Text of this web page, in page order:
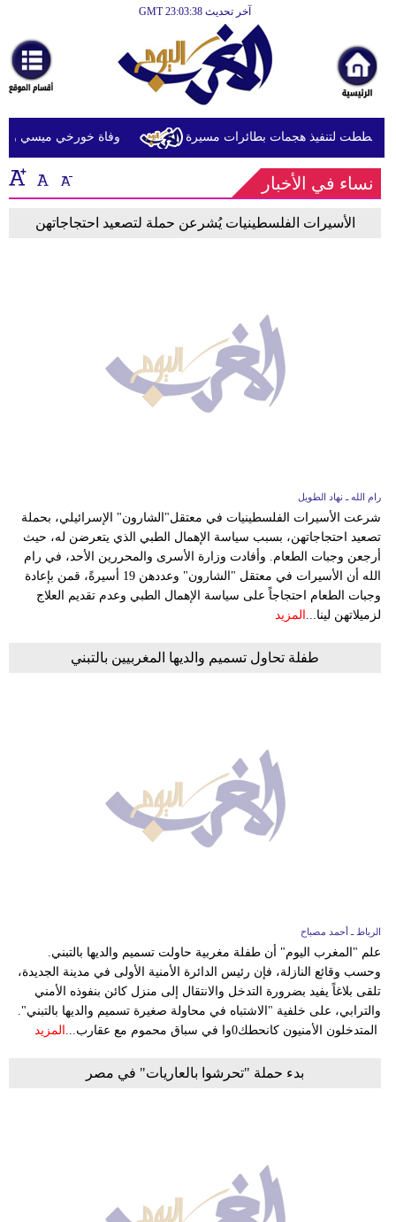
آخر تحديث GMT 23:03:38
أخبارعاجلة
رياضة
ثقافة
إقتصاد
البرلمان
المغربي
إعلام
سيارات
وفاة خورخي ميسي والد خططت لتنفيذ هجمات بطائرات مسيرة
نساء في الأخبار
الأسيرات الفلسطينيات يُشرعن حملة لتصعيد احتجاجاتهن
رام الله ـ نهاد الطويل
شرعت الأسيرات الفلسطينيات في معتقل"الشارون" الإسرائيلي، بحملة
تصعيد احتجاجاتهن، بسبب سياسة الإهمال الطبي الذي يتعرضن له، حيث
أرجعن وجبات الطعام. وأفادت وزارة الأسرى والمحررين الأحد، في رام
الله أن الأسيرات في معتقل "الشارون" وعددهن 19 أسيرةً، قمن بإعادة
وجبات الطعام احتجاجاً على سياسة الإهمال الطبي وعدم تقديم العلاج
لزميلاتهن لينا... المزيد
طفلة تحاول تسميم والديها المغربيين بالتبني
الرباط ـ أحمد مصباح
علم "المغرب اليوم" أن طفلة مغربية حاولت تسميم والديها بالتبني.
وحسب وقائع النازلة، فإن رئيس الدائرة الأمنية الأولى في مدينة الجديدة،
تلقى بلاغاً يفيد بضرورة التدخل والانتقال إلى منزل كائن بنفوذه الأمني
والترابي، على خلفية "الاشتباه في محاولة صغيرة تسميم والديها بالتبني".
المتدخلون الأمنيون كانحطك0وا في سباق محموم مع عقارب...
المزيد
بدء حملة "تحرشوا بالعاريات" في مصر